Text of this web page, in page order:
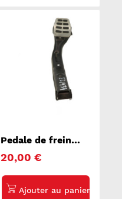
Pedale de frein
POLO 4
20,00 €